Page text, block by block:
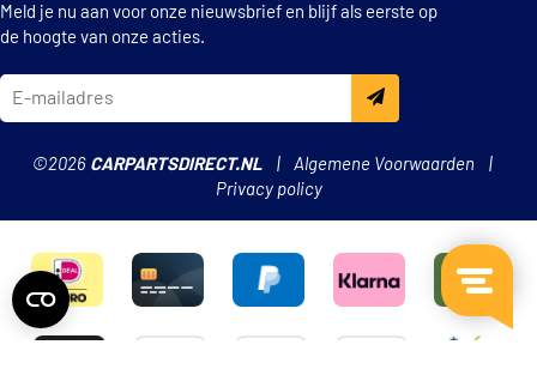
Meld je nu aan voor onze nieuwsbrief en blijf als eerste op
de hoogte van onze acties.
©2026 CARPARTSDIRECT.NL
Algemene Voorwaarden
Privacy policy